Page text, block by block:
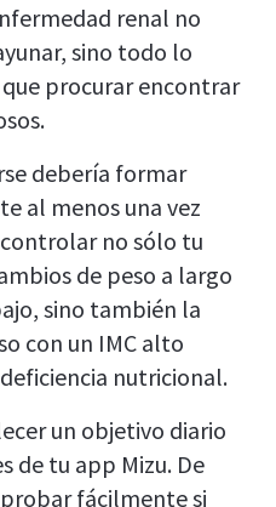
renal no
sino todo lo
procurar encontrar
debería formar
al menos una vez
no sólo tu
de peso a largo
sino también la
con un IMC alto
nutricional.
un objetivo diario
de tu app Mizu. De
fácilmente si